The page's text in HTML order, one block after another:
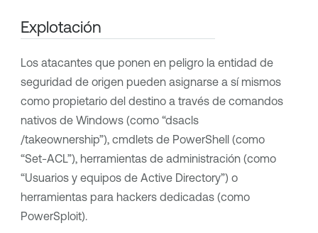
Explotación
Los atacantes que ponen en peligro la entidad de
seguridad de origen pueden asignarse a sí mismos
como propietario del destino a través de comandos
nativos de Windows (como “dsacls
/takeownership”), cmdlets de PowerShell (como
“Set-ACL”), herramientas de administración (como
“Usuarios y equipos de Active Directory”) o
herramientas para hackers dedicadas (como
PowerSploit).